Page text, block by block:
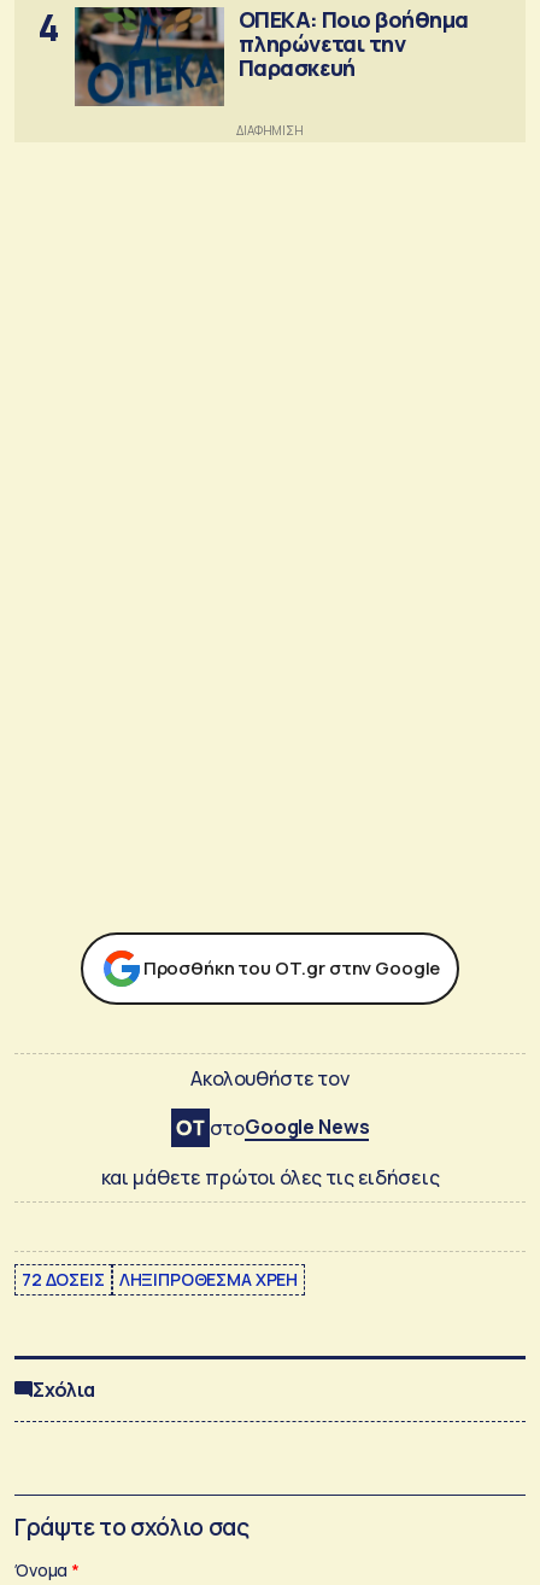
4
ΟΠΕΚΑ: Ποιο βοήθημα
πληρώνεται την
Παρασκευή
Προσθήκη του ΟΤ.gr στην Google
Ακολουθήστε τον
στοGoogle News
και μάθετε πρώτοι όλες τις ειδήσεις
72 ΔΟΣΕΙΣ ΛΗΞΙΠΡΟΘΕΣΜΑ ΧΡΕΗ
Σχόλια
Γράψτε το σχόλιο σας
Όνομα